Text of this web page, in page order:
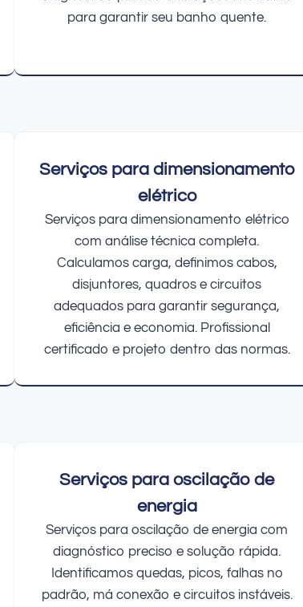
para garantir seu banho quente.
Serviços para dimensionamento
elétrico
Serviços para dimensionamento elétrico
com análise técnica completa.
Calculamos carga, definimos cabos,
disjuntores, quadros e circuitos
adequados para garantir segurança,
eficiência e economia. Profissional
certificado e projeto dentro das normas.
Serviços para oscilação de
energia
Serviços para oscilação de energia com
diagnóstico preciso e solução rápida.
Identificamos quedas, picos, falhas no
padrão, má conexão e circuitos instáveis.